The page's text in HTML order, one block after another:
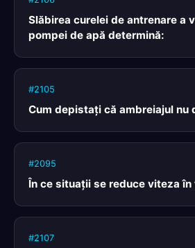
Slăbirea curelei de antrenare a
pompei de apă determină:
#2105
Cum depistaţi că ambreiajul nu
#2095
În ce situaţii se reduce viteza
#2107